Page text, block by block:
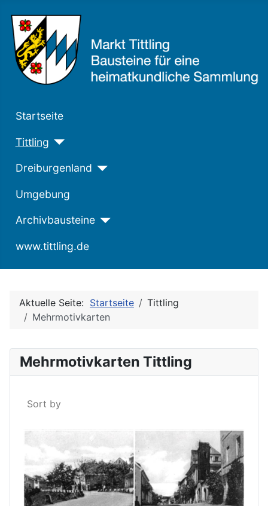
Startseite
Tittling
Dreiburgenland
Umgebung
Archivbausteine
www.tittling.de
Aktuelle Seite: Startseite
Tittling
Mehrmotivkarten
Mehrmotivkarten Tittling
Sort by